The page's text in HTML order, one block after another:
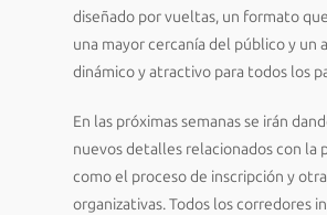
diseñado por vueltas, un formato
una mayor cercanía del público y un
dinámico y atractivo para todos los
En las próximas semanas se irán
nuevos detalles relacionados con la
como el proceso de inscripción y
organizativas. Todos los corredores